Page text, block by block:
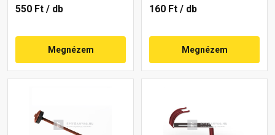
550 Ft / db
Megnézem
160 Ft / db
Megnézem